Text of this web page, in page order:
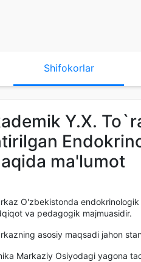
Shifokorlar
Y.X.
ma'lumot
O'zbekistonda
va pedagogik majmuasidir.
asosiy maqsadi jahon
Markaziy Osiyodagi yagona